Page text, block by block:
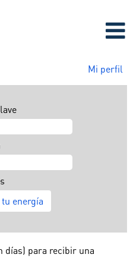
Mi perfil
días) para recibir una